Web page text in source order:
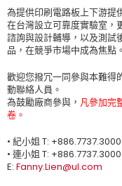
為提供印刷電路板上下游提
在台灣設立可靠度實驗室，
諮詢與設計輔導，以及測試
品，在競爭市場中成為焦點。
歡迎您撥冗一同參與本難得
動聯絡人員。
為鼓勵廠商參與， 凡參加完
卷。
• 紀小姐 T:
• 連小姐 T:
E: Fanny.Lien@ul.com